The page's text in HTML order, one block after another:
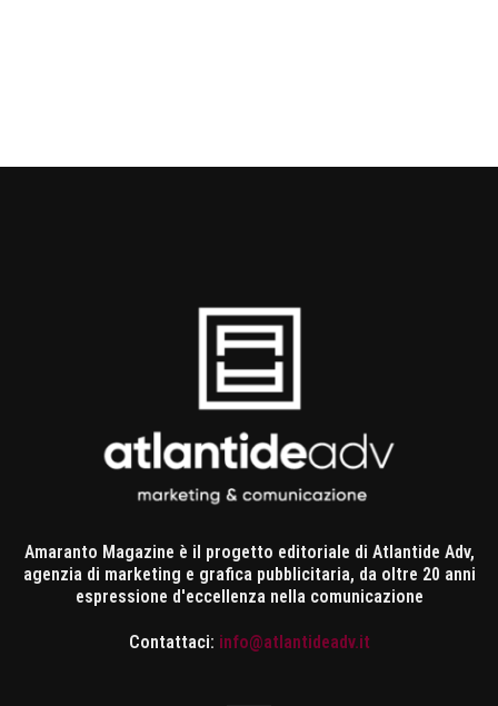
Amaranto Magazine è il progetto editoriale di Atlantide Adv,
agenzia di marketing e grafica pubblicitaria, da oltre 20 anni
espressione d'eccellenza nella comunicazione
Contattaci: info@atlantideadv.it